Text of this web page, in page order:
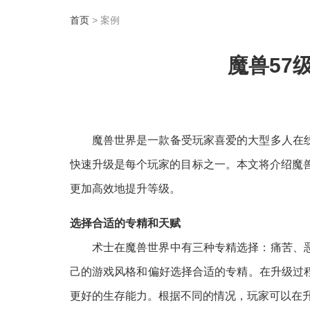
首页> 案例
魔兽57
魔兽世界是一款备受玩家喜爱的大型多人
快速升级是每个玩家的目标之一。本文将介绍
更加高效地提升等级。
选择合适的专精和天赋
术士在魔兽世界中有三种专精选择：痛苦
己的游戏风格和偏好选择合适的专精。在升级
更好的生存能力。根据不同的情况，玩家可以在